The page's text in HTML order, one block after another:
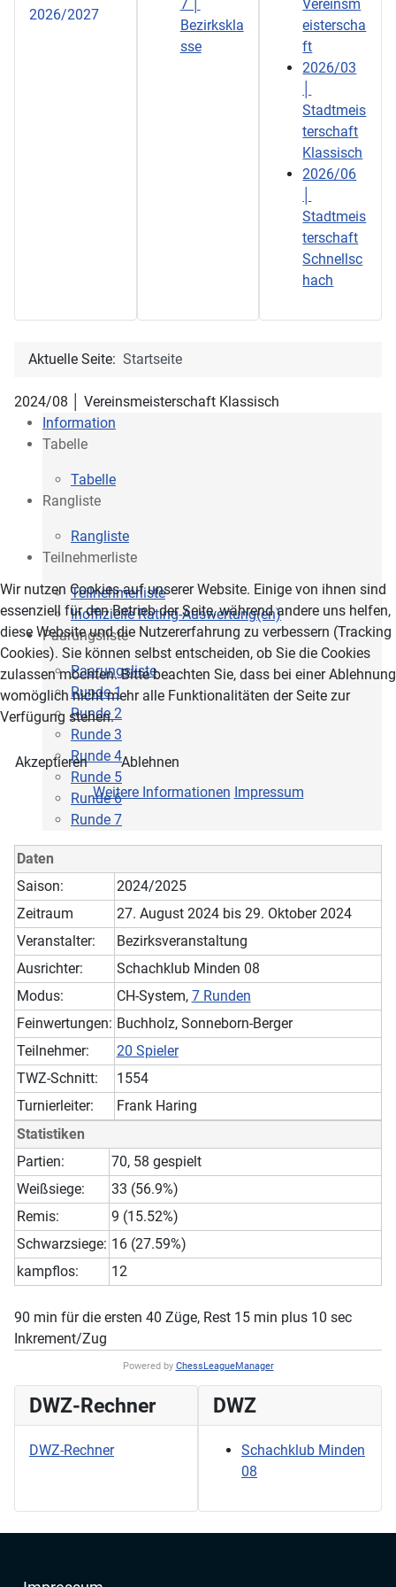
2026/2027
7 │
Bezirkskla
sse
Vereinsm
eisterscha
ft
2026/03
Stadtmeis
terschaft
Klassisch
2026/06
Stadtmeis
terschaft
Schnellsc
hach
Aktuelle Seite: Startseite
2024/08 │ Vereinsmeisterschaft Klassisch
Information
Tabelle
Tabelle
Rangliste
Rangliste
Teilnehmerliste
Teilnehmerliste
Inoffizielle Rating-Auswertung(en)
Paarungsliste
Paarungsliste
Runde 1
Runde 2
Runde 3
Runde 4
Runde 5
Runde 6
Runde 7
Daten
Saison:
2024/2025
Zeitraum
27. August 2024 bis 29. Oktober 2024
Veranstalter:
Bezirksveranstaltung
Ausrichter:
Schachklub Minden 08
Modus:
CH-System, 7 Runden
Feinwertungen: Buchholz, Sonneborn-Berger
Teilnehmer:
20 Spieler
TWZ-Schnitt:
1554
Turnierleiter:
Frank Haring
Statistiken
Partien:
70, 58 gespielt
Weißsiege:
33 (56.9%)
Remis:
9 (15.52%)
Schwarzsiege: 16 (27.59%)
kampflos:
12
90 min für die ersten 40 Züge, Rest 15 min plus 10 sec
Inkrement/Zug
Powered by ChessLeagueManager
DWZ-Rechner
DWZ-Rechner
DWZ
Schachklub Minden
08
Wir nutzen Cookies auf unserer Website. Einige von ihnen sind
essenziell für den Betrieb der Seite, während andere uns helfen,
diese Website und die Nutzererfahrung zu verbessern (Tracking
Cookies). Sie können selbst entscheiden, ob Sie die Cookies
zulassen möchten. Bitte beachten Sie, dass bei einer Ablehnung
womöglich nicht mehr alle Funktionalitäten der Seite zur
Verfügung stehen.
Akzeptieren
Ablehnen
Weitere Informationen Impressum